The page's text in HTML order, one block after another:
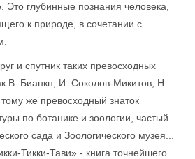
Это глубинные познания человека,
к природе, в сочетании с
и спутник таких превосходных
В. Бианкн, И. Соколов-Микитов, Н.
же превосходный знаток
по ботанике и зоологии, частый
сада и Зоологического музея...
Тикки-Тави» - книга точнейшего